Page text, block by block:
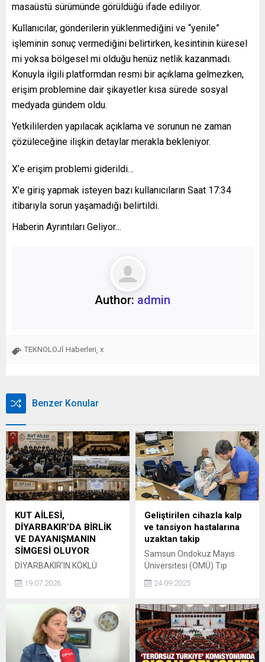
masaüstü sürümünde görüldüğü ifade ediliyor.
Kullanıcılar, gönderilerin yüklenmediğini ve “yenile”
işleminin sonuç vermediğini belirtirken, kesintinin küresel
mi yoksa bölgesel mi olduğu henüz netlik kazanmadı.
Konuyla ilgili platformdan resmi bir açıklama gelmezken,
erişim problemine dair şikayetler kısa sürede sosyal
medyada gündem oldu.
Yetkililerden yapılacak açıklama ve sorunun ne zaman
çözüleceğine ilişkin detaylar merakla bekleniyor.
X’e erişim problemi giderildi…
X’e giriş yapmak isteyen bazı kullanıcıların Saat 17:34
itibarıyla sorun yaşamadığı belirtildi.
Haberin Ayrıntıları Geliyor…
Author: admin
TEKNOLOJİ Haberleri x
Benzer Konular
KUT AİLESİ,
DİYARBAKIR’DA BİRLİK
VE DAYANIŞMANIN
SİMGESİ OLUYOR
DİYARBAKIR’IN KÖKLÜ
BİRLİK VE
ÇIKIYOR DİYARBAKIR –
Güneydoğu Anadolu’nun
kadim şehirlerinden
Diyarbakır’da köklü geçmişi,
19.07.2026
Geliştirilen cihazla kalp
ve tansiyon hastalarına
uzaktan takip
Samsun Ondokuz Mayıs
Üniversitesi (OMÜ) Tıp
Mühendisliği ile Sağlık
birliğinde geliştirilen cihazla
kronik hastaların verileri
uzaktan takip ediliyor. Doç.
Dr. Ömer Gedikli, Cihaz
24.09.2025